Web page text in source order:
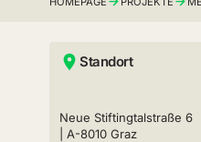
Standort
Neue Stiftingtalstraße 6
| A-8010 Graz